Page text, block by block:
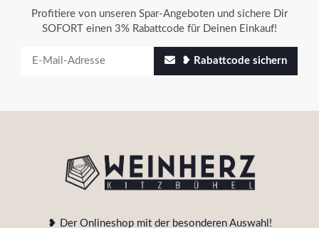
Profitiere von unseren Spar-Angeboten und sichere Dir
SOFORT einen 3% Rabattcode für Deinen Einkauf!
❥ Rabattcode sichern
❥ Der Onlineshop mit der besonderen Auswahl!